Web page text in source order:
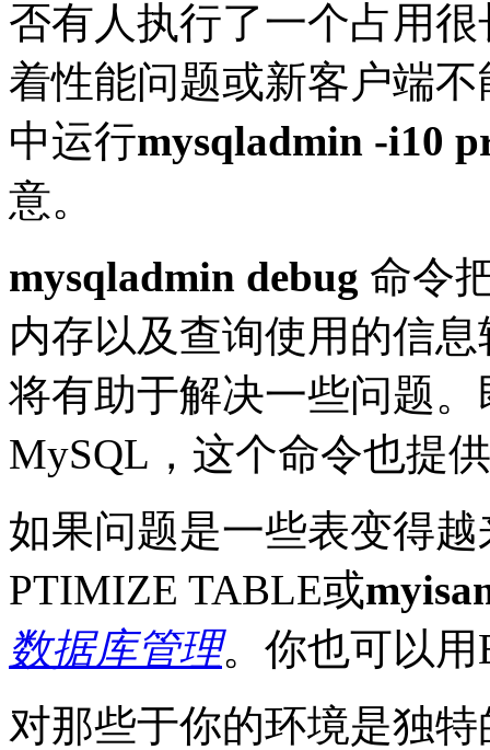
否有人执行了一个占用
着性能问题或新客户端
中运行mysqladmin -i10
意。
mysqladmin debug 命令
内存以及查询使用的信
将有助于解决一些问题
MySQL，这个命令也提
如果问题是一些表变得
PTIMIZE TABLE或
数据库管理。你也可以
对那些于你的环境是独